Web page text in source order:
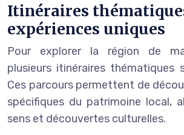
Itinéraires
expériences uniques
Pour explorer la région de
plusieurs itinéraires thématiques
Ces parcours permettent de
spécifiques du patrimoine local,
sens et découvertes culturelles.